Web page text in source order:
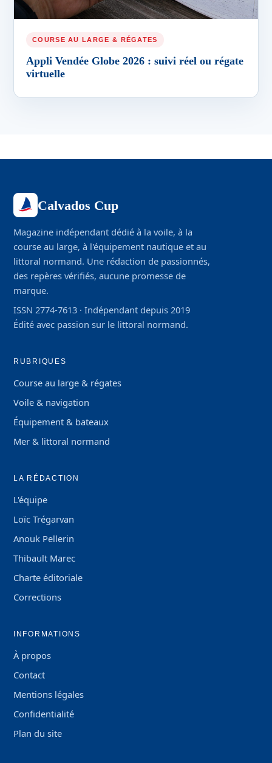
COURSE AU LARGE & RÉGATES
Appli Vendée Globe 2026 : suivi réel ou régate
virtuelle
Calvados Cup
Magazine indépendant dédié à la voile, à la
course au large, à l'équipement nautique et au
littoral normand. Une rédaction de passionnés,
des repères vérifiés, aucune promesse de
marque.
ISSN 2774-7613 · Indépendant depuis 2019
Édité avec passion sur le littoral normand.
RUBRIQUES
Course au large & régates
Voile & navigation
Équipement & bateaux
Mer & littoral normand
LA RÉDACTION
L'équipe
Loïc Trégarvan
Anouk Pellerin
Thibault Marec
Charte éditoriale
Corrections
INFORMATIONS
À propos
Contact
Mentions légales
Confidentialité
Plan du site